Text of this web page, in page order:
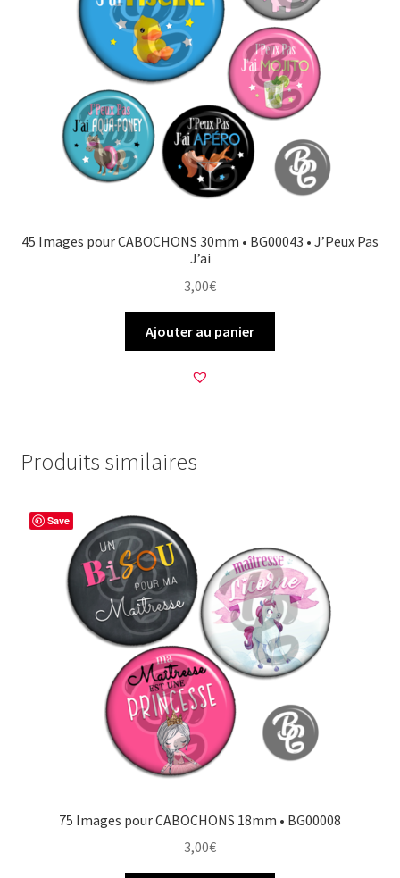
45 Images pour CABOCHONS 30mm • BG00043 • J’Peux Pas
J’ai
3,00€
Ajouter au panier
Produits similaires
Save
75 Images pour CABOCHONS 18mm • BG00008
3,00€